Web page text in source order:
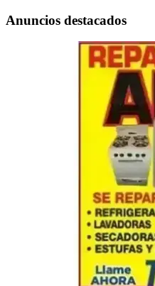
Anuncios destacados